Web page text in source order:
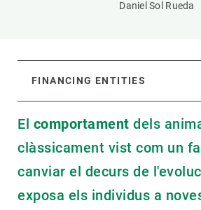
Daniel Sol Rueda
FINANCING ENTITIES
El comportament dels
clàssicament vist com un
canviar el decurs de
exposa els individus a